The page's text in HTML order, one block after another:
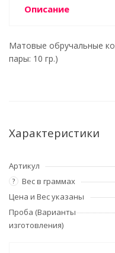
Описание
Матовые обручальные
пары: 10 гр.)
Характеристики
Артикул
? Вес в граммах
Цена и Вес указаны
Проба (Варианты
изготовления)